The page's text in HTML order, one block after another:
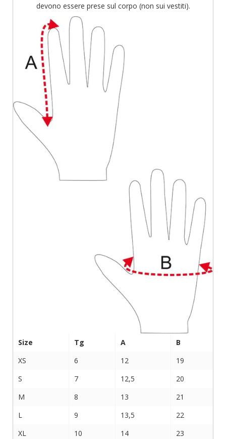
devono essere prese sul corpo (non sui vestiti).
Size Tg A
B
XS
6 12
19
S
7 12,5
20
M
8 13
21
L
9 13,5
22
XL
10 14
23